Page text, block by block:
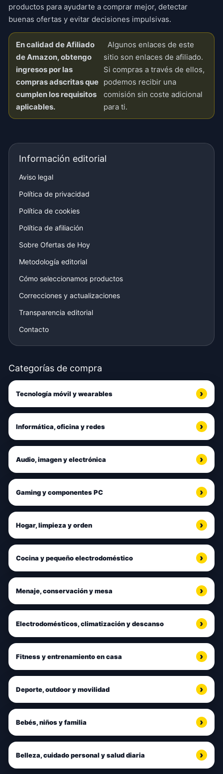
productos para ayudarte a comprar mejor, detectar
buenas ofertas y evitar decisiones impulsivas.
En calidad de Afiliado
de Amazon, obtengo
ingresos por las
compras adscritas que
cumplen los requisitos
aplicables.
Algunos enlaces de este
sitio son enlaces de afiliado.
Si compras a través de ellos,
podemos recibir una
comisión sin coste adicional
para ti.
Información editorial
Aviso legal
Política de privacidad
Política de cookies
Política de afiliación
Sobre Ofertas de Hoy
Metodología editorial
Cómo seleccionamos productos
Correcciones y actualizaciones
Transparencia editorial
Contacto
Categorías de compra
Tecnología móvil y wearables
Informática, oficina y redes
Audio, imagen y electrónica
Gaming y componentes PC
Hogar, limpieza y orden
Cocina y pequeño electrodoméstico
Menaje, conservación y mesa
Electrodomésticos, climatización y descanso
Fitness y entrenamiento en casa
Deporte, outdoor y movilidad
Bebés, niños y familia
Belleza, cuidado personal y salud diaria